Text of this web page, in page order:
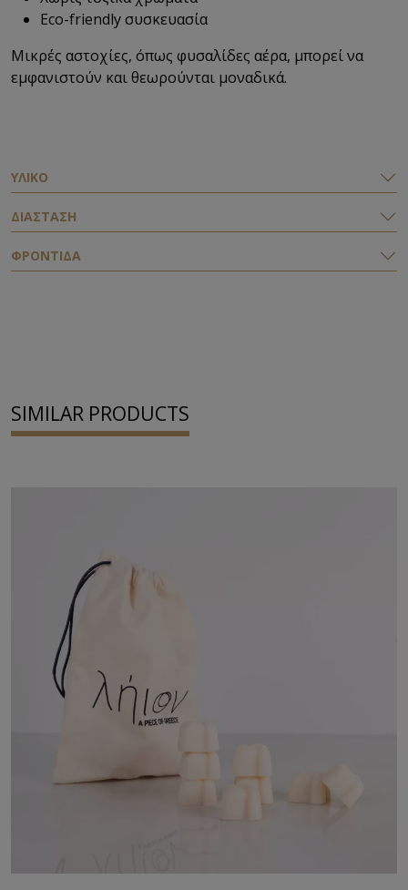
Eco-friendly συσκευασία
Μικρές αστοχίες, όπως φυσαλίδες αέρα, μπορεί να
εμφανιστούν και θεωρούνται μοναδικά.
ΥΛΙΚΟ
ΔΙΑΣΤΑΣΗ
ΦΡΟΝΤΙΔΑ
SIMILAR PRODUCTS